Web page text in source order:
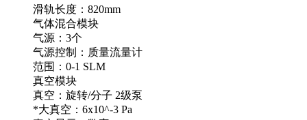
滑轨长度：820mm
气体混合模块
气源：3个
气源控制：质量流量计
范围：0-1 SLM
真空模块
真空：旋转/分子 2级泵
*大真空：6x10^-3 Pa